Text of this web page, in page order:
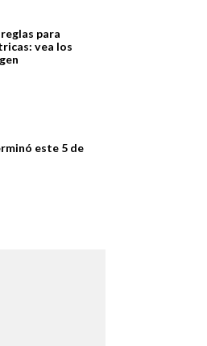
para
vea los
este 5 de